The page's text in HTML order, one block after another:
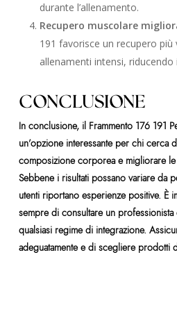
durante l’allenamento.
Recupero muscolare
191 favorisce un recupero più
allenamenti intensi,
CONCLUSIONE
In conclusione, il Frammento 176 191
un’opzione interessante per chi cerca
composizione corporea e migliorare le
Sebbene i risultati possano variare da
utenti riportano esperienze positive. È
sempre di consultare un
qualsiasi regime di integrazione.
adeguatamente e di scegliere prodotti